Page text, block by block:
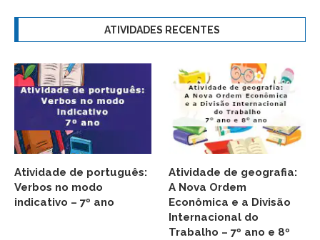
ATIVIDADES RECENTES
Atividade de português:
Verbos no modo
indicativo – 7º ano
Atividade de geografia:
A Nova Ordem
Econômica e a Divisão
Internacional do
Trabalho – 7º ano e 8º